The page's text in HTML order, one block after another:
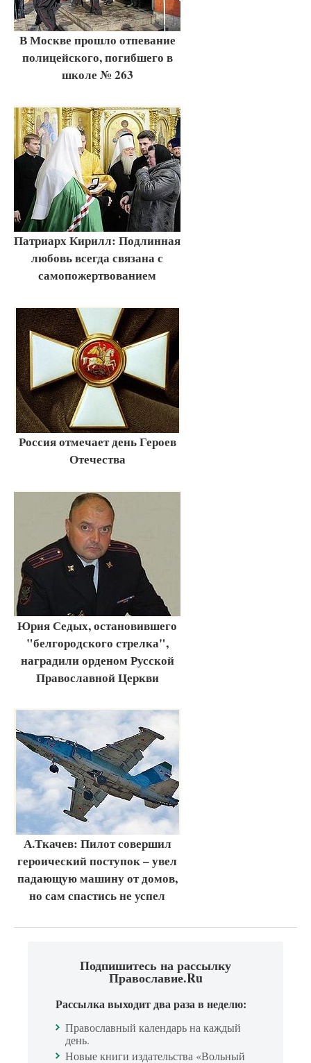
В Москве прошло отпевание
полицейского, погибшего в
школе № 263
Патриарх Кирилл: Подлинная
любовь всегда связана с
самопожертвованием
Россия отмечает день Героев
Отечества
Юрия Седых, остановившего
"белгородского стрелка",
наградили орденом Русской
Православной Церкви
А.Ткачев: Пилот совершил
героический поступок – увел
падающую машину от домов,
но сам спастись не успел
Подпишитесь на рассылку
Православие.Ru
Рассылка выходит два раза в неделю:
Православный календарь на каждый
день.
Новые книги издательства «Вольный